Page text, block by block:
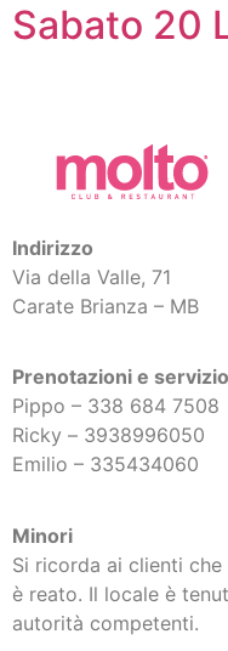
Sabato 20
Indirizzo
Via della Valle, 71
Carate Brianza – MB
Prenotazioni e
Pippo – 338 684 7508
Ricky – 3938996050
Emilio – 335434060
Minori
Si ricorda ai clienti
è reato. Il locale è
autorità competenti.